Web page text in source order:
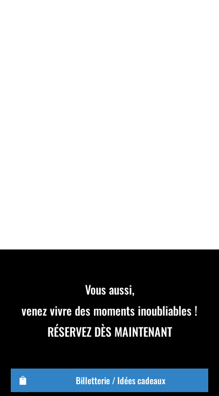
Vous aussi,
venez vivre des moments inoubliables !
RÉSERVEZ DÈS MAINTENANT
 Billetterie / Idées cadeaux